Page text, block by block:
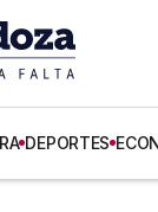
DEPORTES